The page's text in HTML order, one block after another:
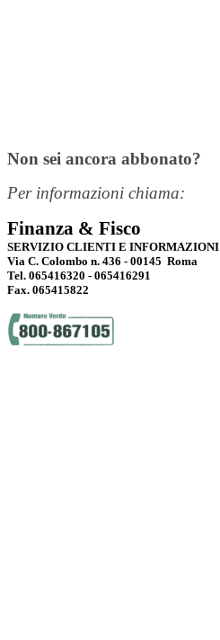
Non sei ancora abbonato?
Per informazioni chiama:
Finanza & Fisco
SERVIZIO CLIENTI E INFORMAZIONI
Via C. Colombo n. 436 - 00145 Roma
Tel. 065416320 - 065416291
Fax. 065415822